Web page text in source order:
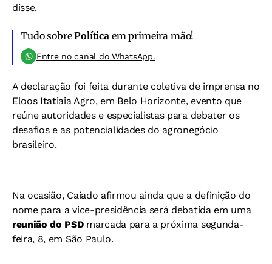
disse.
Tudo sobrePolíticaem primeira mão!
Entre no canal do WhatsApp.
A declaração foi feita durante coletiva de imprensa no
Eloos Itatiaia Agro, em Belo Horizonte, evento que
reúne autoridades e especialistas para debater os
desafios e as potencialidades do agronegócio
brasileiro.
Na ocasião, Caiado afirmou ainda que a definição do
nome para a vice-presidência será debatida em uma
reunião do PSDmarcada para a próxima segunda-
feira, 8, em São Paulo.